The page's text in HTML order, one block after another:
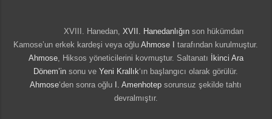
XVIII. Hanedan,XVII. Hanedanlığın son hükümdarı
Kamose’un erkek kardeşi veya oğluAhmose I
tarafından kurulmuştur.
Ahmose, Hiksos yöneticilerini kovmuştur. Saltanatı
İkinci Ara
Dönem’in sonu veYeni Krallık‘ın başlangıcı olarak görülür.
Ahmose‘den sonra oğlu I. Amenhotep sorunsuz şekilde tahtı
devralmıştır.